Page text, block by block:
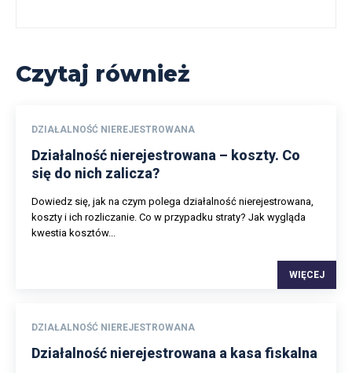
Czytaj również
DZIAŁALNOŚĆ NIEREJESTROWANA
Działalność nierejestrowana – koszty. Co
się do nich zalicza?
Dowiedz się, jak na czym polega działalność nierejestrowana,
koszty i ich rozliczanie. Co w przypadku straty? Jak wygląda
kwestia kosztów...
WIĘCEJ
DZIAŁALNOŚĆ NIEREJESTROWANA
Działalność nierejestrowana a kasa fiskalna